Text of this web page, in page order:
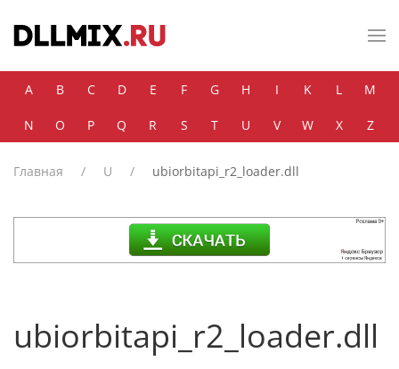
Skip to main content
A B C D E F G H I K L M
N O P Q R S T U V W X Z
Главная U ubiorbitapi_r2_loader.dll
ubiorbitapi_r2_loader.dll